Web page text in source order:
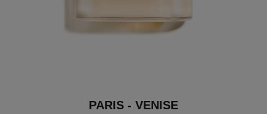
PARIS - VENISE